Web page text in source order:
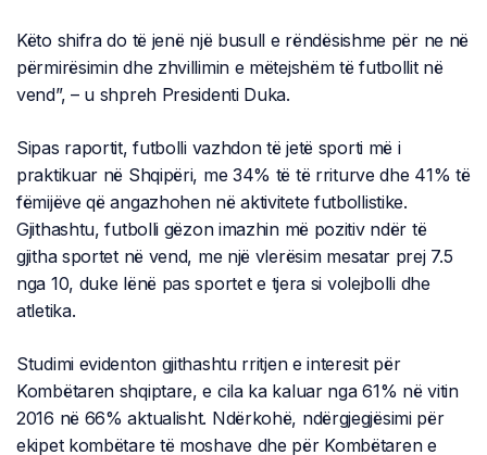
Këto shifra do të jenë një busull e rëndësishme për ne në
përmirësimin dhe zhvillimin e mëtejshëm të futbollit në
vend”, – u shpreh Presidenti Duka.
Sipas raportit, futbolli vazhdon të jetë sporti më i
praktikuar në Shqipëri, me 34% të të rriturve dhe 41% të
fëmijëve që angazhohen në aktivitete futbollistike.
Gjithashtu, futbolli gëzon imazhin më pozitiv ndër të
gjitha sportet në vend, me një vlerësim mesatar prej 7.5
nga 10, duke lënë pas sportet e tjera si volejbolli dhe
atletika.
Studimi evidenton gjithashtu rritjen e interesit për
Kombëtaren shqiptare, e cila ka kaluar nga 61% në vitin
2016 në 66% aktualisht. Ndërkohë, ndërgjegjësimi për
ekipet kombëtare të moshave dhe për Kombëtaren e